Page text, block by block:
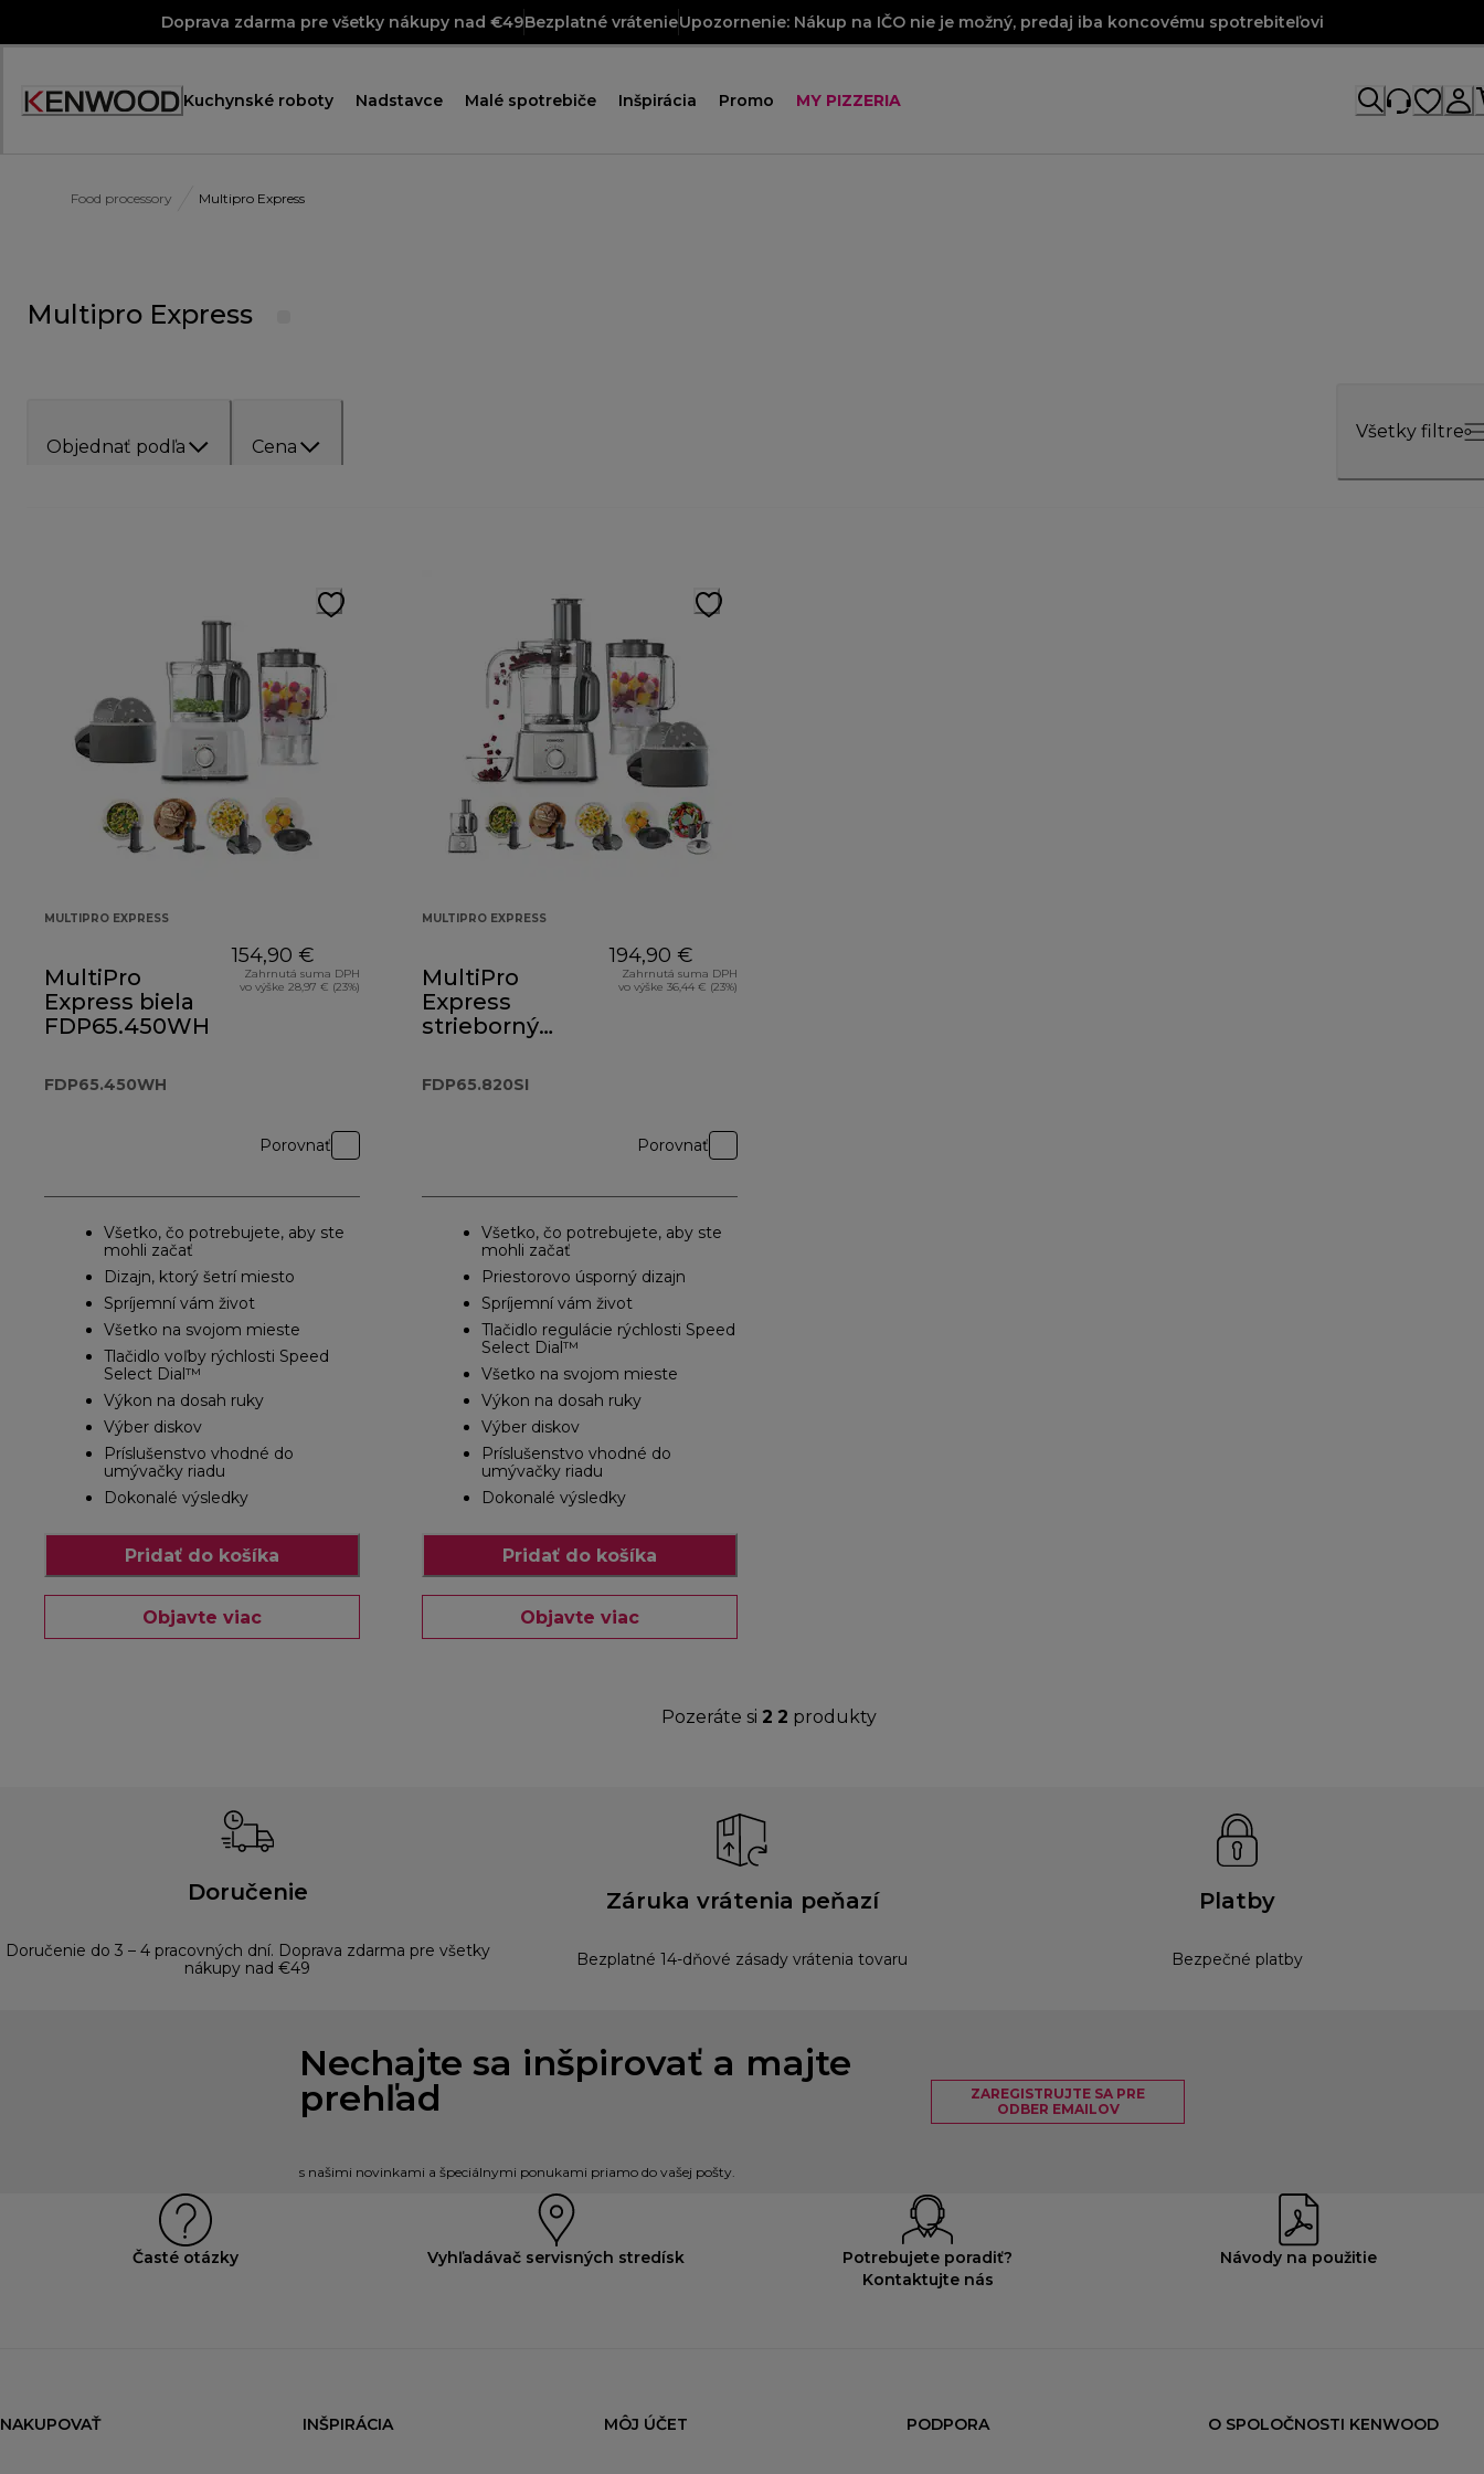
Doprava zdarma pre všetky nákupy nad €49Bezplatné vrátenieUpozornenie: Nákup na IČO nie je možný, predaj iba koncovému spotrebiteľovi
Kuchynské roboty Nadstavce Malé spotrebiče Inšpirácia Promo MY PIZZERIA
Food processory Multipro Express
Multipro Express
Objednať podľa Cena
Všetky filtre
MULTIPRO EXPRESS
MultiPro
Express biela
FDP65.450WH
FDP65.450WH
154,90 €
Zahrnutá suma DPH
vo výške 28,97 € (23%)
Porovnať
Všetko, čo potrebujete, aby ste
mohli začať
Dizajn, ktorý šetrí miesto
Spríjemní vám život
Všetko na svojom mieste
Tlačidlo voľby rýchlosti Speed ​​
Select Dial™
Výkon na dosah ruky
Výber diskov
Príslušenstvo vhodné do
umývačky riadu
Dokonalé výsledky
Pridať do košíka
Objavte viac
MULTIPRO EXPRESS
MultiPro
Express
strieborný
FDP65.820SI
194,90 €
Zahrnutá suma DPH
vo výške 36,44 € (23%)
Porovnať
Všetko, čo potrebujete, aby ste
mohli začať
Priestorovo úsporný dizajn
Spríjemní vám život
Tlačidlo regulácie rýchlosti Speed
​​Select Dial™
Všetko na svojom mieste
Výkon na dosah ruky
Výber diskov
Príslušenstvo vhodné do
umývačky riadu
Dokonalé výsledky
Pridať do košíka
Objavte viac
Pozeráte si 2 2 produkty
Doručenie
Doručenie do 3 – 4 pracovných dní. Doprava zdarma pre všetky
nákupy nad €49
Záruka vrátenia peňazí
Bezplatné 14-dňové zásady vrátenia tovaru
Platby
Bezpečné platby
Nechajte sa inšpirovať a majte
prehľad
s našimi novinkami a špeciálnymi ponukami priamo do vašej pošty.
ZAREGISTRUJTE SA PRE
ODBER EMAILOV
Časté otázky Vyhľadávač servisných stredísk
Potrebujete poradiť?
Kontaktujte nás
Návody na použitie
NAKUPOVAŤ INŠPIRÁCIA MÔJ ÚČET PODPORA O SPOLOČNOSTI KENWOOD